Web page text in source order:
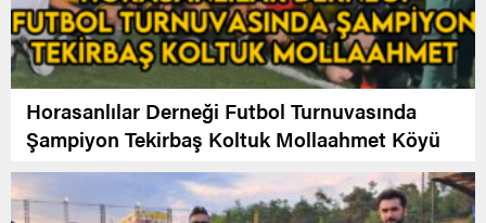
Horasanlılar Derneği Futbol Turnuvasında
Şampiyon Tekirbaş Koltuk Mollaahmet Köyü